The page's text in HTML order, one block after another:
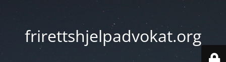
frirettshjelpadvokat.org